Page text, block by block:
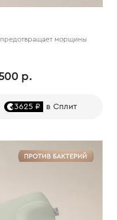
морщины
р.
3625 ₽ в Сплит